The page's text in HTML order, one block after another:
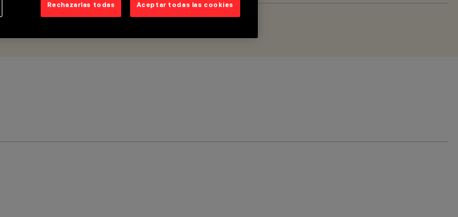
Rechazarlas todas Aceptar todas las cookies